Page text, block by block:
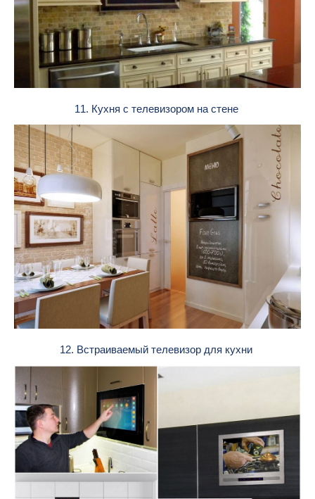
11. Кухня с телевизором на стене
12. Встраиваемый телевизор для кухни